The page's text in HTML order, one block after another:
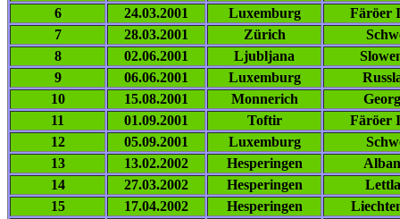
6
24.03.2001 Luxemburg
Färöer
7
28.03.2001 Zürich
8
02.06.2001 Ljubljana
9
06.06.2001 Luxemburg
10
15.08.2001 Monnerich
11
01.09.2001 Toftir
Färöer
12
05.09.2001 Luxemburg
13
13.02.2002 Hesperingen
14
27.03.2002 Hesperingen
15
17.04.2002 Hesperingen